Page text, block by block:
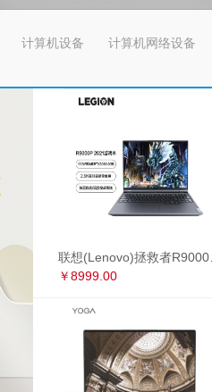
计算机设备 计算机网络设备
￥8999.00